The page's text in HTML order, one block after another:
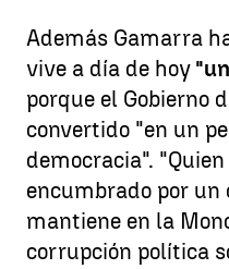
Además Gamarra
vive a día de hoy
porque el Gobierno
convertido "en un
democracia".
encumbrado por
mantiene en la
corrupción política